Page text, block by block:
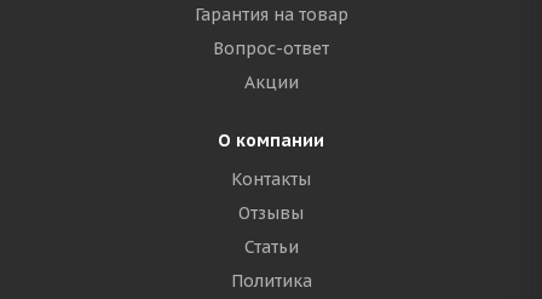
Гарантия на товар
Вопрос-ответ
Акции
О компании
Контакты
Отзывы
Статьи
Политика